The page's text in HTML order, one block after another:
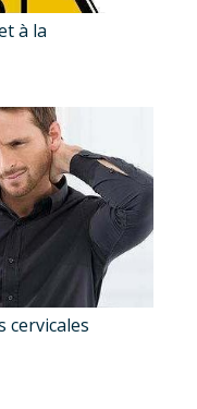
à la
cervicales